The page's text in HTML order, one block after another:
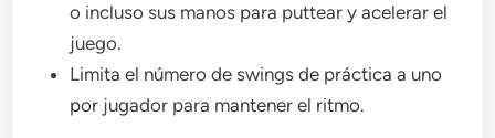
o incluso sus manos para puttear y acelerar el
juego.
Limita el número de swings de práctica a uno
por jugador para mantener el ritmo.